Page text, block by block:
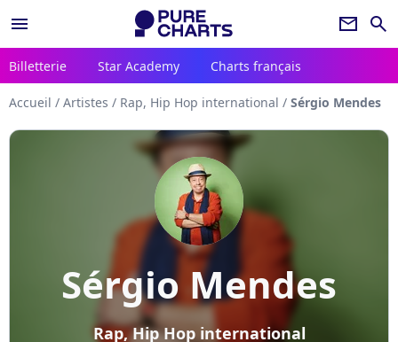
menu newsletter search
Billetterie Star Academy Charts français
Accueil / Artistes / Rap, Hip Hop international / Sérgio Mendes
Sérgio Mendes
Rap, Hip Hop international